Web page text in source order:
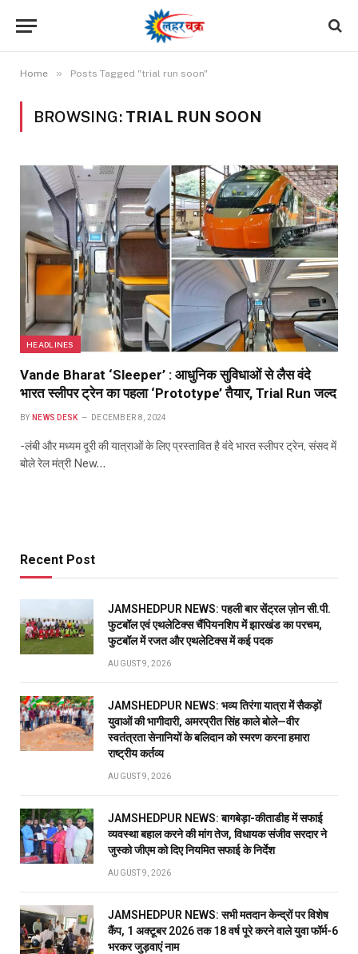
Home » Posts Tagged "trial run soon"
BROWSING: TRIAL RUN SOON
HEADLINES
Vande Bharat ‘Sleeper’ : आधुनिक सुविधाओं से लैस वंदे
भारत स्लीपर ट्रेन का पहला ‘Prototype’ तैयार, Trial Run जल्द
BY NEWS DESK DECEMBER 8, 2024
-लंबी और मध्यम दूरी की यात्राओं के लिए प्रस्तावित है वंदे भारत स्लीपर ट्रेन, संसद में
बोले रेल मंत्री New…
Recent Post
JAMSHEDPUR NEWS: पहली बार सेंट्रल ज़ोन सी.पी.
फुटबॉल एवं एथलेटिक्स चैंपियनशिप में झारखंड का परचम,
फुटबॉल में रजत और एथलेटिक्स में कई पदक
AUGUST 9, 2026
JAMSHEDPUR NEWS: भव्य तिरंगा यात्रा में सैकड़ों
युवाओं की भागीदारी, अमरप्रीत सिंह काले बोले—वीर
स्वतंत्रता सेनानियों के बलिदान को स्मरण करना हमारा
राष्ट्रीय कर्तव्य
AUGUST 9, 2026
JAMSHEDPUR NEWS: बागबेड़ा-कीताडीह में सफाई
व्यवस्था बहाल करने की मांग तेज, विधायक संजीव सरदार ने
जुस्को जीएम को दिए नियमित सफाई के निर्देश
AUGUST 9, 2026
JAMSHEDPUR NEWS: सभी मतदान केन्द्रों पर विशेष
कैंप, 1 अक्टूबर 2026 तक 18 वर्ष पूरे करने वाले युवा फॉर्म-6
भरकर जुड़वाएं नाम